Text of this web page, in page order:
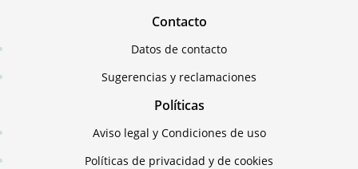
Contacto
Datos de contacto
Sugerencias y reclamaciones
Políticas
Aviso legal y Condiciones de uso
Políticas de privacidad y de cookies